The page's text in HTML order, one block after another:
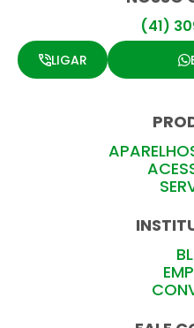
(41)
LIGAR